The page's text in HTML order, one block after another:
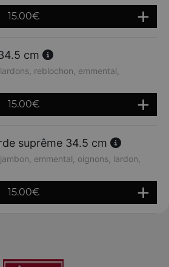
15.00€
cm
reblochon, emmental,
15.00€
suprême 34.5 cm
emmental, oignons, lardon,
15.00€